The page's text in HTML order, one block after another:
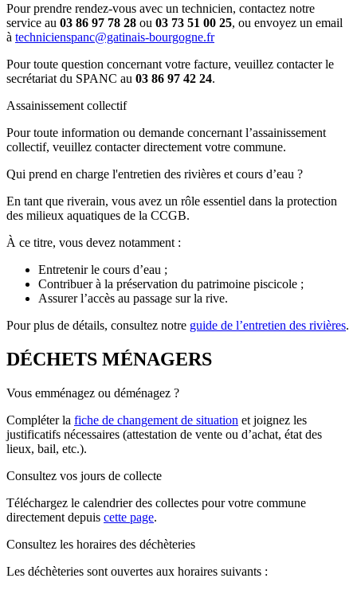
Pour prendre rendez-vous avec un technicien, contactez notre
service au 03 86 97 78 28 ou 03 73 51 00 25, ou envoyez un email
à technicienspanc@gatinais-bourgogne.fr
Pour toute question concernant votre facture, veuillez contacter le
secrétariat du SPANC au 03 86 97 42 24.
Assainissement collectif
Pour toute information ou demande concernant l’assainissement
collectif, veuillez contacter directement votre commune.
Qui prend en charge l'entretien des rivières et cours d’eau ?
En tant que riverain, vous avez un rôle essentiel dans la protection
des milieux aquatiques de la CCGB.
À ce titre, vous devez notamment :
Entretenir le cours d’eau ;
Contribuer à la préservation du patrimoine piscicole ;
Assurer l’accès au passage sur la rive.
Pour plus de détails, consultez notre guide de l’entretien des rivières.
DÉCHETS MÉNAGERS
Vous emménagez ou déménagez ?
Compléter la fiche de changement de situation et joignez les
justificatifs nécessaires (attestation de vente ou d’achat, état des
lieux, bail, etc.).
Consultez vos jours de collecte
Téléchargez le calendrier des collectes pour votre commune
directement depuis cette page.
Consultez les horaires des déchèteries
Les déchèteries sont ouvertes aux horaires suivants :